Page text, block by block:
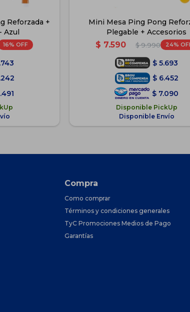
Reforzada +
Azul
16
Mini Mesa Ping Pong
Plegable + Accesorios
$ 7.590 $ 9.990 24
$ 5.693
$ 6.452
$ 7.090
Disponible PickUp
Disponible Envío
Compra
Como comprar
Términos y condiciones generales
TyC Promociones Medios de Pago
Garantías